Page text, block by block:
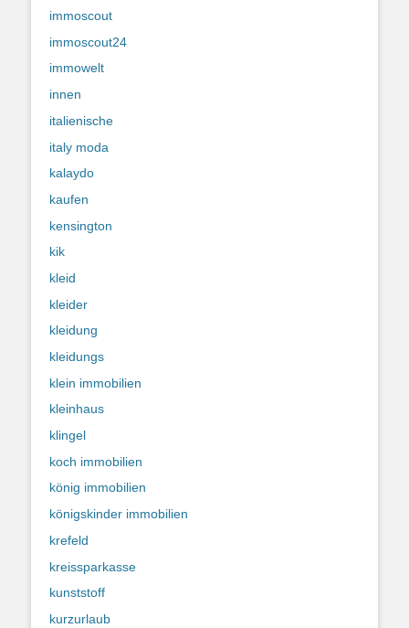
immoscout
immoscout24
immowelt
innen
italienische
italy moda
kalaydo
kaufen
kensington
kik
kleid
kleider
kleidung
kleidungs
klein immobilien
kleinhaus
klingel
koch immobilien
könig immobilien
königskinder immobilien
krefeld
kreissparkasse
kunststoff
kurzurlaub